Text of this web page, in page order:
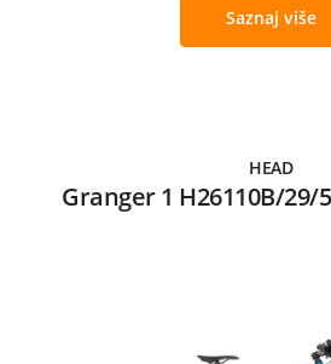
Saznaj više
HEAD
Granger 1 H26110B/